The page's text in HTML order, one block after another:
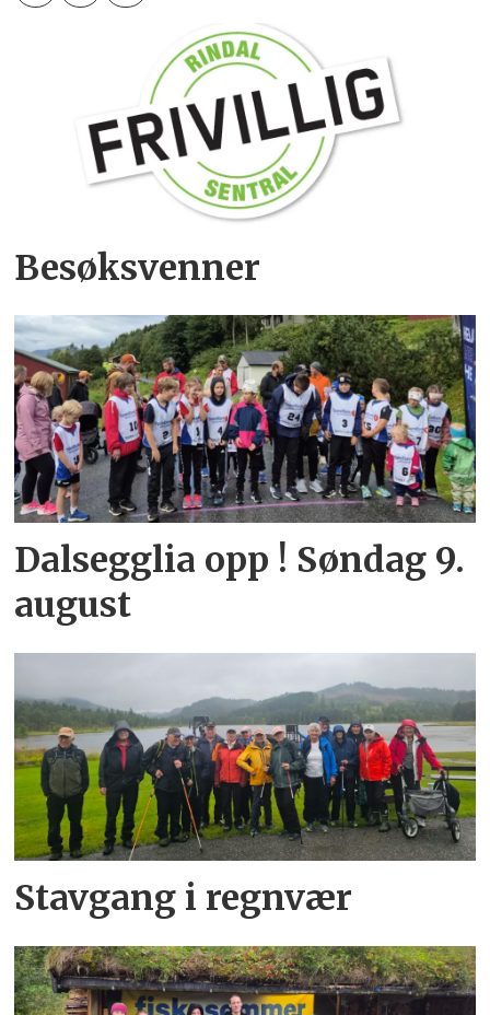
Besøksvenner
Dalsegglia opp ! Søndag 9.
august
Stavgang i regnvær